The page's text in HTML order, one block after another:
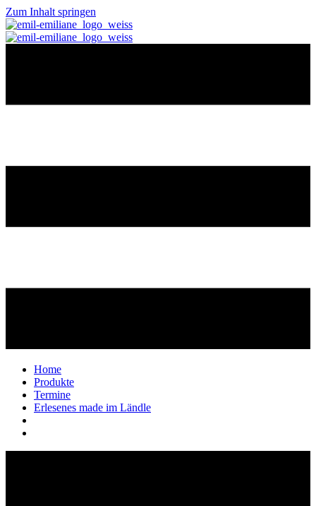
Zum Inhalt springen
Home
Produkte
Termine
Erlesenes made im Ländle